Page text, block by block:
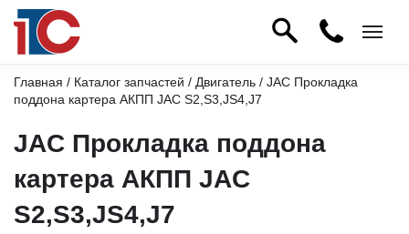
Главная / Каталог запчастей / Двигатель / JAC Прокладка
поддона картера АКПП JAC S2,S3,JS4,J7
JAC Прокладка поддона
картера АКПП JAC
S2,S3,JS4,J7